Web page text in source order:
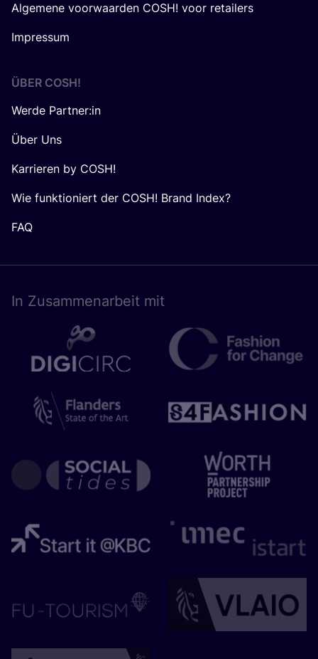
Algemene voorwaarden COSH! voor retailers
Impressum
ÜBER COSH!
Werde Partner:in
Über Uns
Karrieren by COSH!
Wie funktioniert der COSH! Brand Index?
FAQ
In Zusam­men­ar­beit mit